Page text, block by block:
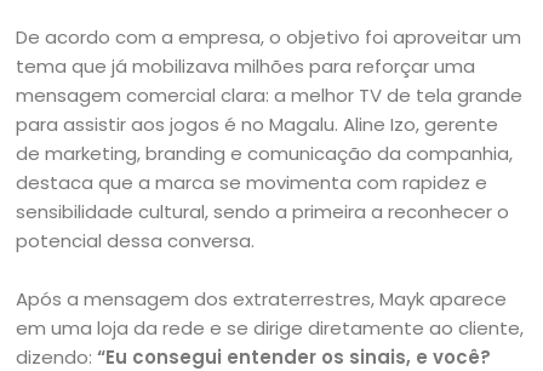
De acordo com a empresa, o objetivo foi aproveitar um
tema que já mobilizava milhões para reforçar uma
mensagem comercial clara: a melhor TV de tela grande
para assistir aos jogos é no Magalu. Aline Izo, gerente
de marketing, branding e comunicação da companhia,
destaca que a marca se movimenta com rapidez e
sensibilidade cultural, sendo a primeira a reconhecer o
potencial dessa conversa.
Após a mensagem dos extraterrestres, Mayk aparece
em uma loja da rede e se dirige diretamente ao cliente,
dizendo:“Eu consegui entender os sinais, e você?